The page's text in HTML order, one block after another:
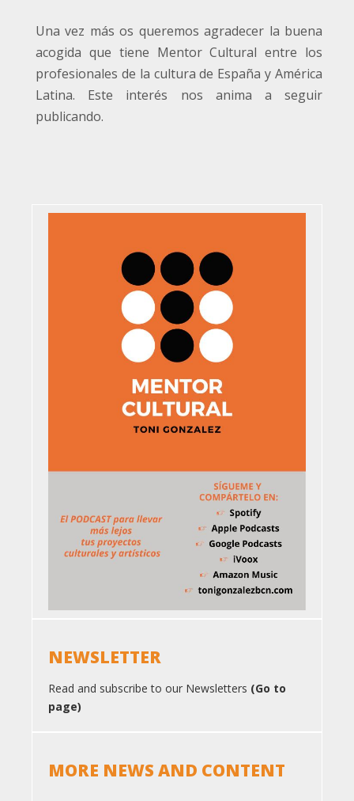
Una vez más os queremos agradecer la buena
acogida que tiene Mentor Cultural entre los
profesionales de la cultura de España y América
Latina. Este interés nos anima a seguir
publicando.
NEWSLETTER
Read and subscribe to our Newsletters (Go to
page)
MORE NEWS AND CONTENT